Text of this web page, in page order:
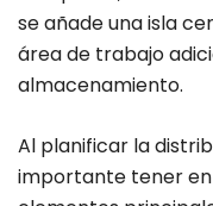
se añade una isla
área de trabajo
almacenamiento.
Al planificar la
importante tener